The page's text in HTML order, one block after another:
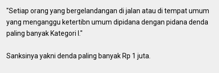
"Setiap orang yang bergelandangan di jalan atau di tempat umum
yang menganggu ketertibn umum dipidana dengan pidana denda
paling banyak Kategori I."
Sanksinya yakni denda paling banyak Rp 1 juta.